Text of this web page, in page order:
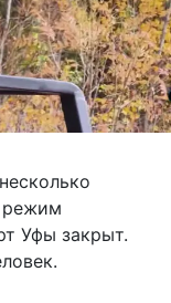
режим
Уфы закрыт.